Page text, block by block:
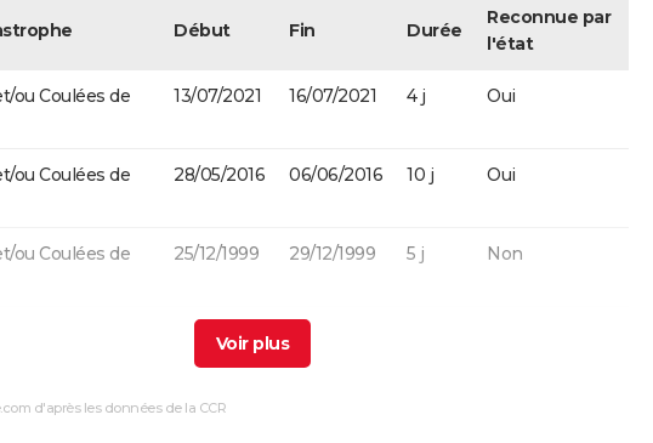
Début Fin Durée
Reconnue par
l'état
ou Coulées de
13/07/2021 16/07/2021 4 j Oui
ou Coulées de
28/05/2016 06/06/2016 10 j Oui
ou Coulées de
25/12/1999 29/12/1999 5 j Non
13/12/1993 25/12/1993
ou Coulées de
01/04/1983
d'après les données de la CCR